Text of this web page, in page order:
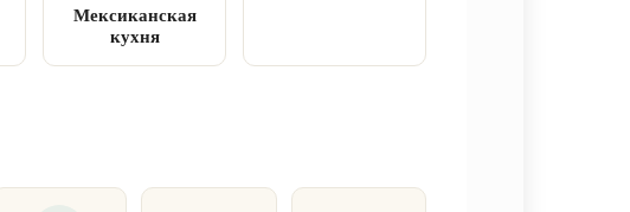
Мексиканская
кухня